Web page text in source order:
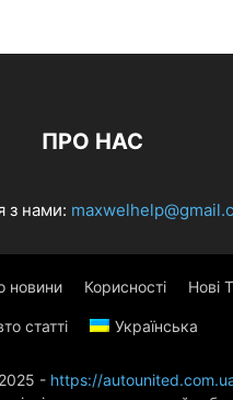
ПРО НАС
з нами:
новини Корисності Нові
статті Українська
- https://